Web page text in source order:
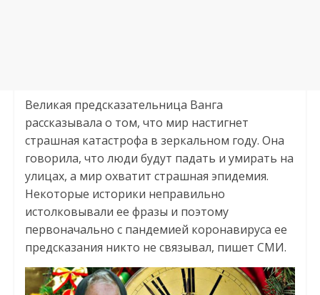
Великая предсказательница Ванга
рассказывала о том, что мир настигнет
страшная катастрофа в зеркальном году. Она
говорила, что люди будут падать и умирать на
улицах, а мир охватит страшная эпидемия.
Некоторые историки неправильно
истолковывали ее фразы и поэтому
первоначально с пандемией коронавируса ее
предсказания никто не связывал, пишет СМИ.